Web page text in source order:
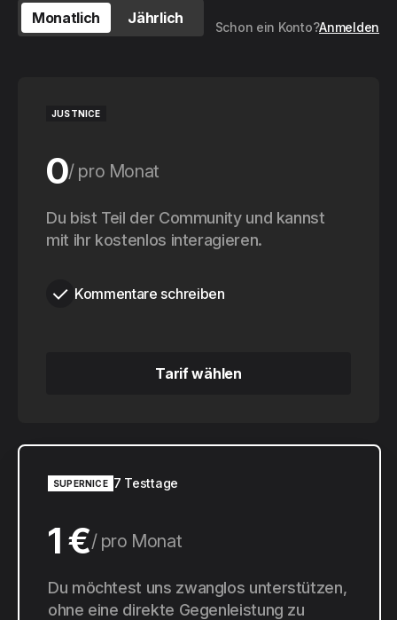
Monatlich Jährlich
Schon ein Konto?Anmelden
JUSTNICE
0 pro Monat
0 pro Jahr
Du bist Teil der Community und kannst
mit ihr kostenlos interagieren.
Kommentare schreiben
Tarif wählen
SUPERNICE 7 Testtage
1 € pro Monat
10 € pro Jahr
Du möchtest uns zwanglos unterstützen,
ohne eine direkte Gegenleistung zu